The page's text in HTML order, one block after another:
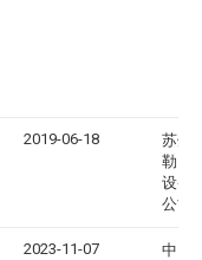
2019-06-18
苏州
勒自
设备
公司
2023-11-07
中国